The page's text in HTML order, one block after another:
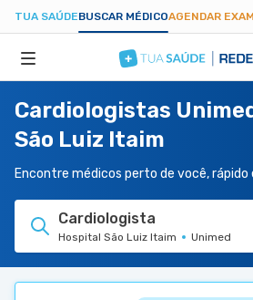
TUA SAÚDEBUSCAR MÉDICOAGENDAR
ESPECIALIDADES
HOSPITAIS
TUASAUDE.COM
Cardiologistas
São Luiz Itaim
Encontre médicos perto de você, rápido
Cardiologista
Hospital São Luiz Itaim Unimed